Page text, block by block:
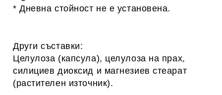
* Дневна стойност не е установена.
Други съставки:
Целулоза (капсула), целулоза на прах,
силициев диоксид и магнезиев стеарат
(растителен източник).